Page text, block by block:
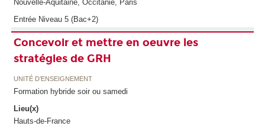
Nouvelle-Aquitaine, Occitanie, Paris
Entrée Niveau 5 (Bac+2)
Concevoir et mettre en oeuvre les
stratégies de GRH
UNITÉ D’ENSEIGNEMENT
Formation hybride soir ou samedi
Lieu(x)
Hauts-de-France